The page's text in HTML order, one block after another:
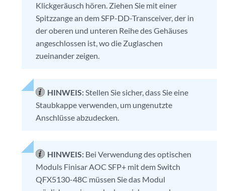
Klickgeräusch hören. Ziehen Sie mit einer
Spitzzange an dem SFP-DD-Transceiver, der in
der oberen und unteren Reihe des Gehäuses
angeschlossen ist, wo die Zuglaschen
zueinander zeigen.
HINWEIS:Stellen Sie sicher, dass Sie eine
Staubkappe verwenden, um ungenutzte
Anschlüsse abzudecken.
HINWEIS: Bei Verwendung des optischen
Moduls Finisar AOC SFP+ mit dem Switch
QFX5130-48C müssen Sie das Modul